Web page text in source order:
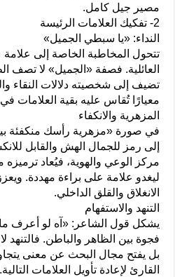
مصير جيل كامل.
2- تفكيك العلامات الرئيسة
النداء: «يا سبطي الجميل»
تتحول المخاطبة الخاصة إلى علامة
العائلية. فصفة «الجميل» لا تصف
تضيف إلى شخصيته دلالات النقاء
معيارًا تُقاس عليه بقية العلامات
المزهرية والانكفاء
في صورة «مزهرية رأسك منكفئة
إلى رمز للجمال الهش والقابل
مركز الوعي والهوية، فيُعاد
ليغدو علامة على براءة مهددة. ويعزز
الانغلاق والقلق الداخلي.
التنهد والاستفهام
يشكل قول الشاعر: «آه لو أعرف
فجوة بين الظاهر والباطن. فالتنهد
بل يفتح مجال البحث عن معنى
القارئ لإعادة تأويل العلامات التالية.